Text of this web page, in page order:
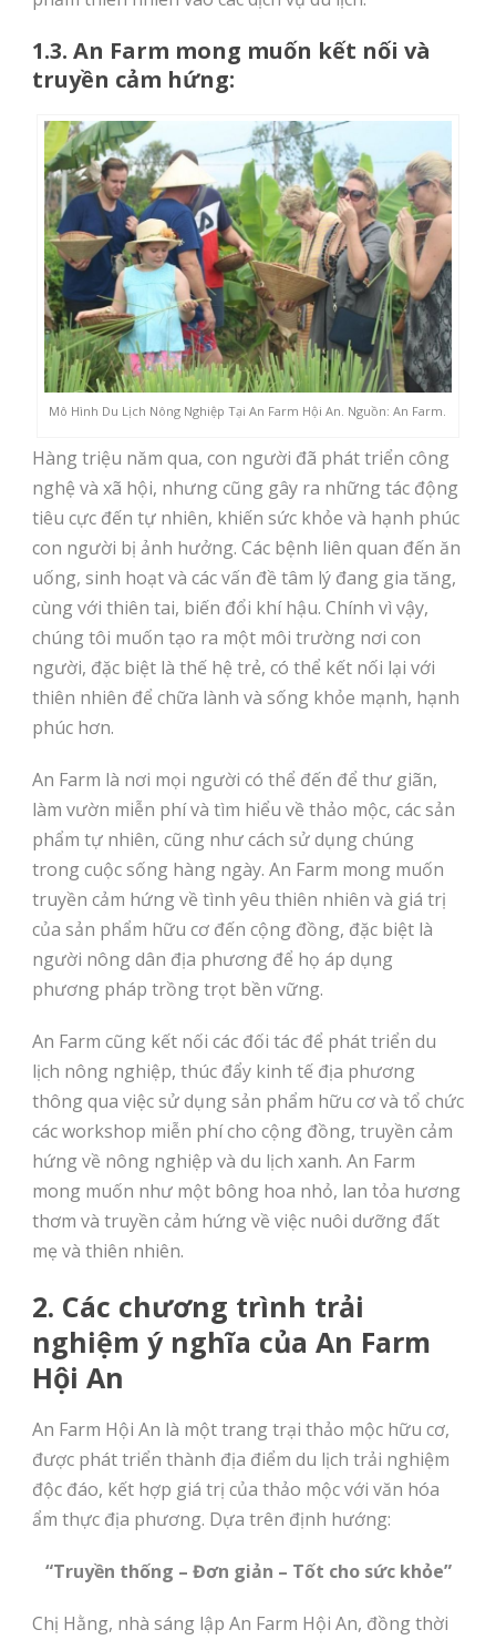
1.3. An Farm mong muốn kết nối và
truyền cảm hứng:
Mô Hình Du Lịch Nông Nghiệp Tại An Farm Hội An. Nguồn: An Farm.
Hàng triệu năm qua, con người đã phát triển công
nghệ và xã hội, nhưng cũng gây ra những tác động
tiêu cực đến tự nhiên, khiến sức khỏe và hạnh phúc
con người bị ảnh hưởng. Các bệnh liên quan đến ăn
uống, sinh hoạt và các vấn đề tâm lý đang gia tăng,
cùng với thiên tai, biến đổi khí hậu. Chính vì vậy,
chúng tôi muốn tạo ra một môi trường nơi con
người, đặc biệt là thế hệ trẻ, có thể kết nối lại với
thiên nhiên để chữa lành và sống khỏe mạnh, hạnh
phúc hơn.
An Farm là nơi mọi người có thể đến để thư giãn,
làm vườn miễn phí và tìm hiểu về thảo mộc, các sản
phẩm tự nhiên, cũng như cách sử dụng chúng
trong cuộc sống hàng ngày. An Farm mong muốn
truyền cảm hứng về tình yêu thiên nhiên và giá trị
của sản phẩm hữu cơ đến cộng đồng, đặc biệt là
người nông dân địa phương để họ áp dụng
phương pháp trồng trọt bền vững.
An Farm cũng kết nối các đối tác để phát triển du
lịch nông nghiệp, thúc đẩy kinh tế địa phương
thông qua việc sử dụng sản phẩm hữu cơ và tổ chức
các workshop miễn phí cho cộng đồng, truyền cảm
hứng về nông nghiệp và du lịch xanh. An Farm
mong muốn như một bông hoa nhỏ, lan tỏa hương
thơm và truyền cảm hứng về việc nuôi dưỡng đất
mẹ và thiên nhiên.
2. Các chương trình trải
nghiệm ý nghĩa của An Farm
Hội An
An Farm Hội An là một trang trại thảo mộc hữu cơ,
được phát triển thành địa điểm du lịch trải nghiệm
độc đáo, kết hợp giá trị của thảo mộc với văn hóa
ẩm thực địa phương. Dựa trên định hướng:
“Truyền thống – Đơn giản – Tốt cho sức khỏe”
Chị Hằng, nhà sáng lập An Farm Hội An, đồng thời